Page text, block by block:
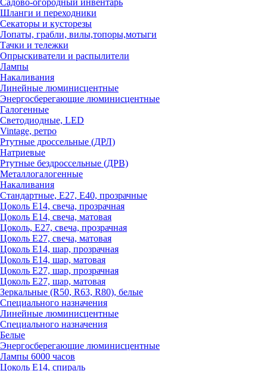
Садово-огородный инвентарь
Шланги и переходники
Секаторы и кусторезы
Лопаты, грабли, вилы,топоры,мотыги
Тачки и тележки
Опрыскиватели и распылители
Лампы
Накаливания
Линейные люминисцентные
Энергосберегающие люминисцентные
Галогенные
Светодиодные, LED
Vintage, ретро
Ртутные дроссельные (ДРЛ)
Натриевые
Ртутные бездроссельные (ДРВ)
Металлогалогенные
Накаливания
Стандартные, Е27, Е40, прозрачные
Цоколь Е14, свеча, прозрачная
Цоколь Е14, свеча, матовая
Цоколь, Е27, свеча, прозрачная
Цоколь Е27, свеча, матовая
Цоколь Е14, шар, прозрачная
Цоколь Е14, шар, матовая
Цоколь Е27, шар, прозрачная
Цоколь Е27, шар, матовая
Зеркальные (R50, R63, R80), белые
Специального назначения
Линейные люминисцентные
Специального назначения
Белые
Энергосберегающие люминисцентные
Лампы 6000 часов
Цоколь Е14, спираль